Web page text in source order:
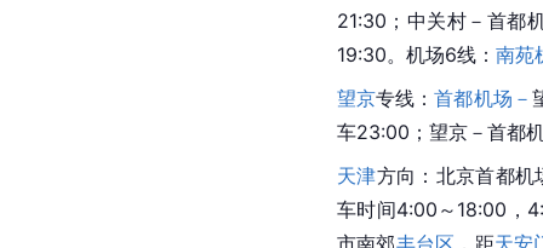
21:30；中关村－ 首都
19:30。机场6线： 南苑
望京专线：首都机场－
车23:00； 望京 －首都
天津方向： 北京首都机
车时间4:00～18:00，
市南郊丰台区 ，距天安